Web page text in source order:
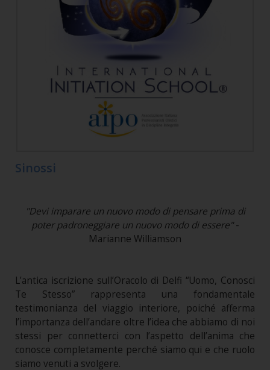
Sinossi
"Devi imparare un nuovo modo di pensare prima di
poter padroneggiare un nuovo modo di essere"-
Marianne Williamson
L’antica iscrizione sull’Oracolo di Delfi “Uomo, Conosci
Te Stesso” rappresenta una fondamentale
testimonianza del viaggio interiore, poiché afferma
l’importanza dell’andare oltre l’idea che abbiamo di noi
stessi per connetterci con l’aspetto dell’anima che
conosce completamente perché siamo qui e che ruolo
siamo venuti a svolgere.